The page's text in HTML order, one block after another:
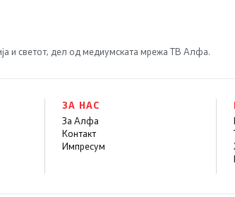
и светот, дел од медиумската мрежа ТВ Алфа.
ЗА НАС
За Алфа
Контакт
Импресум